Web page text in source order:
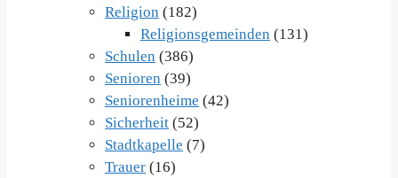
Religion (182)
Religionsgemeinden (131)
Schulen (386)
Senioren (39)
Seniorenheime (42)
Sicherheit (52)
Stadtkapelle (7)
Trauer (16)